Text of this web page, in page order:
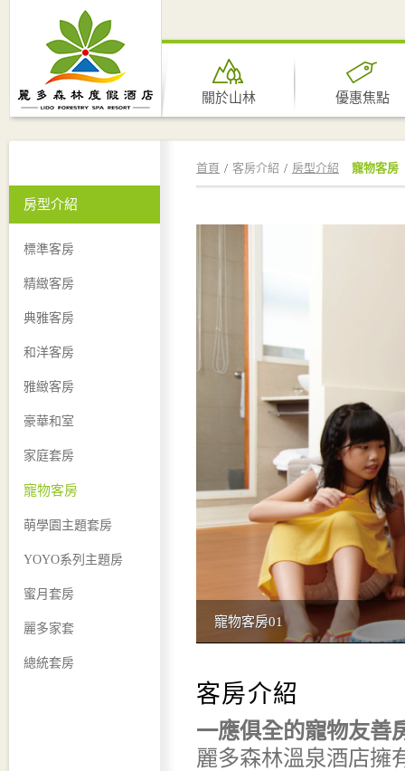
關於山林 優惠焦點
房型介紹
標準客房
精緻客房
典雅客房
和洋客房
雅緻客房
豪華和室
家庭套房
寵物客房
萌學園主題套房
YOYO系列主題房
蜜月套房
麗多家套
總統套房
首頁 客房介紹 房型介紹 寵物客房
寵物客房01
客房介紹
一應俱全的寵物友善
麗多森林溫泉酒店擁